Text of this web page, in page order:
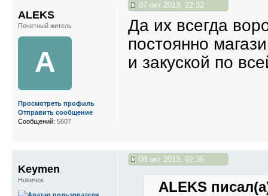
07 окт 2013, 22:32
Да их всегда
постоянно
и закуской по
ALEKS
Почетный житель
A
Просмотреть профиль
Отправить сообщение
Сообщений: 5607
08 окт 2013, 02:35
ALEKS
Keymen
Новичок